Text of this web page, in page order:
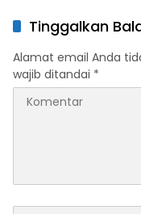
Program Rumah Layak
dan Konsolidasi
Tinggalkan
Alamat email Anda
wajib ditandai *